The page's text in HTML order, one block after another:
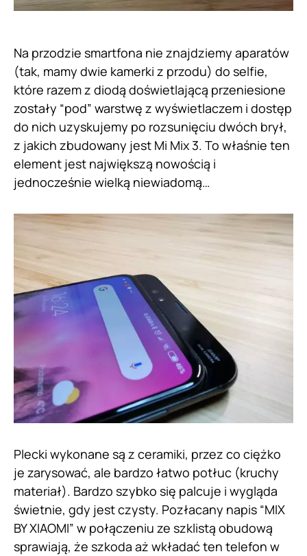
Na przodzie smartfona nie znajdziemy aparatów
(tak, mamy dwie kamerki z przodu) do selfie,
które razem z diodą doświetlającą przeniesione
zostały “pod” warstwę z wyświetlaczem i dostęp
do nich uzyskujemy po rozsunięciu dwóch brył,
z jakich zbudowany jest Mi Mix 3. To właśnie ten
element jest największą nowością i
jednocześnie wielką niewiadomą…
Plecki wykonane są z ceramiki, przez co ciężko
je zarysować, ale bardzo łatwo potłuc (kruchy
materiał). Bardzo szybko się palcuje i wygląda
świetnie, gdy jest czysty. Pozłacany napis “MIX
BY XIAOMI” w połączeniu ze szklistą obudową
sprawiają, że szkoda aż wkładać ten telefon w